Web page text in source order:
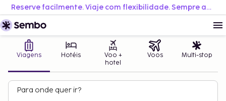
Reserve facilmente. Viaje com flexibilidade. Sempre ao melhor preço.
Viagens Hotéis
Voo +
hotel
Voos Multi-stop
Para onde quer ir?